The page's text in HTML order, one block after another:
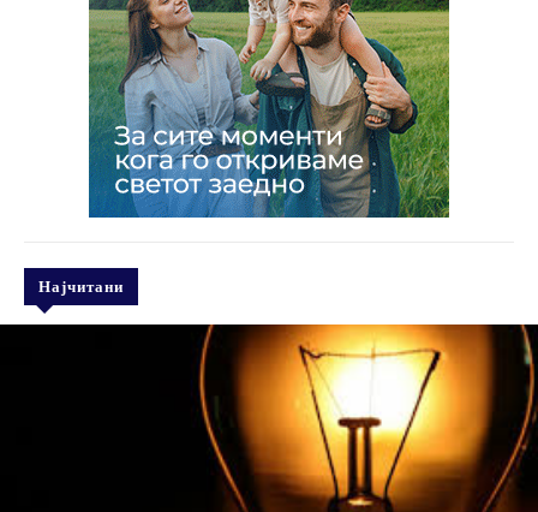
Најчитани